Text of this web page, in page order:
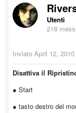
Utenti
218
Inviato April 12, 2010
Disattiva il
● Start
● tasto destro del